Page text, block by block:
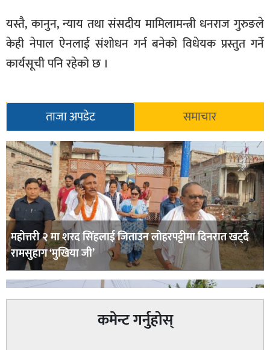
शिक्षा
विचार
स्वास्थ्य
यस्तै, कानुन, न्याय तथा संसदीय मामिलामन्त्री धनराज गुरुङले
केही नेपाल ऐनलाई संशोधन गर्न बनेको विधेयक प्रस्तुत गर्ने
कार्यसूची पनि रहेको छ ।
ताजा अपडेट समाचार
महोत्तरी २ मा शरद सिंहलाई जिताउन लोहरपट्टीमा दिनरात खट्दै
रामसुहाग ‘मुखिया जी’
कमेन्ट गर्नुहोस्